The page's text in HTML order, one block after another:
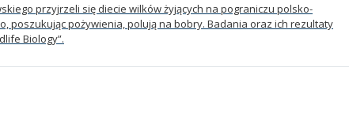
przyjrzeli się diecie wilków żyjących na pograniczu polsko-
poszukując pożywienia, polują na bobry. Badania oraz ich rezultaty
Biology”.